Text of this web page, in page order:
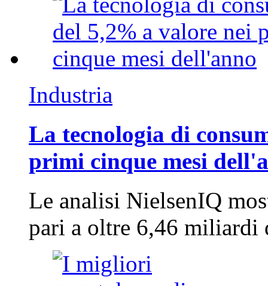
Industria
La tecnologia di
primi cinque mesi
Le analisi NielsenIQ
pari a oltre 6,46